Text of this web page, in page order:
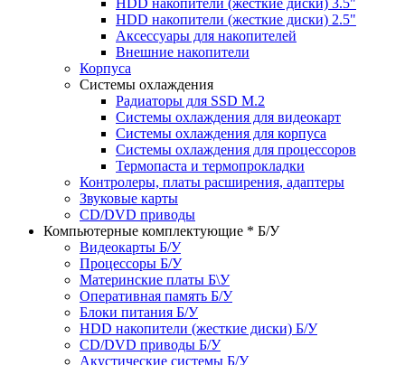
HDD накопители (жесткие диски) 3.5"
HDD накопители (жесткие диски) 2.5"
Аксессуары для накопителей
Внешние накопители
Корпуса
Системы охлаждения
Радиаторы для SSD M.2
Системы охлаждения для видеокарт
Системы охлаждения для корпуса
Системы охлаждения для процессоров
Термопаста и термопрокладки
Контролеры, платы расширения, адаптеры
Звуковые карты
CD/DVD приводы
Компьютерные комплектующие * Б/У
Видеокарты Б/У
Процессоры Б/У
Материнские платы Б\У
Оперативная память Б/У
Блоки питания Б/У
HDD накопители (жесткие диски) Б/У
CD/DVD приводы Б/У
Акустические системы Б/У